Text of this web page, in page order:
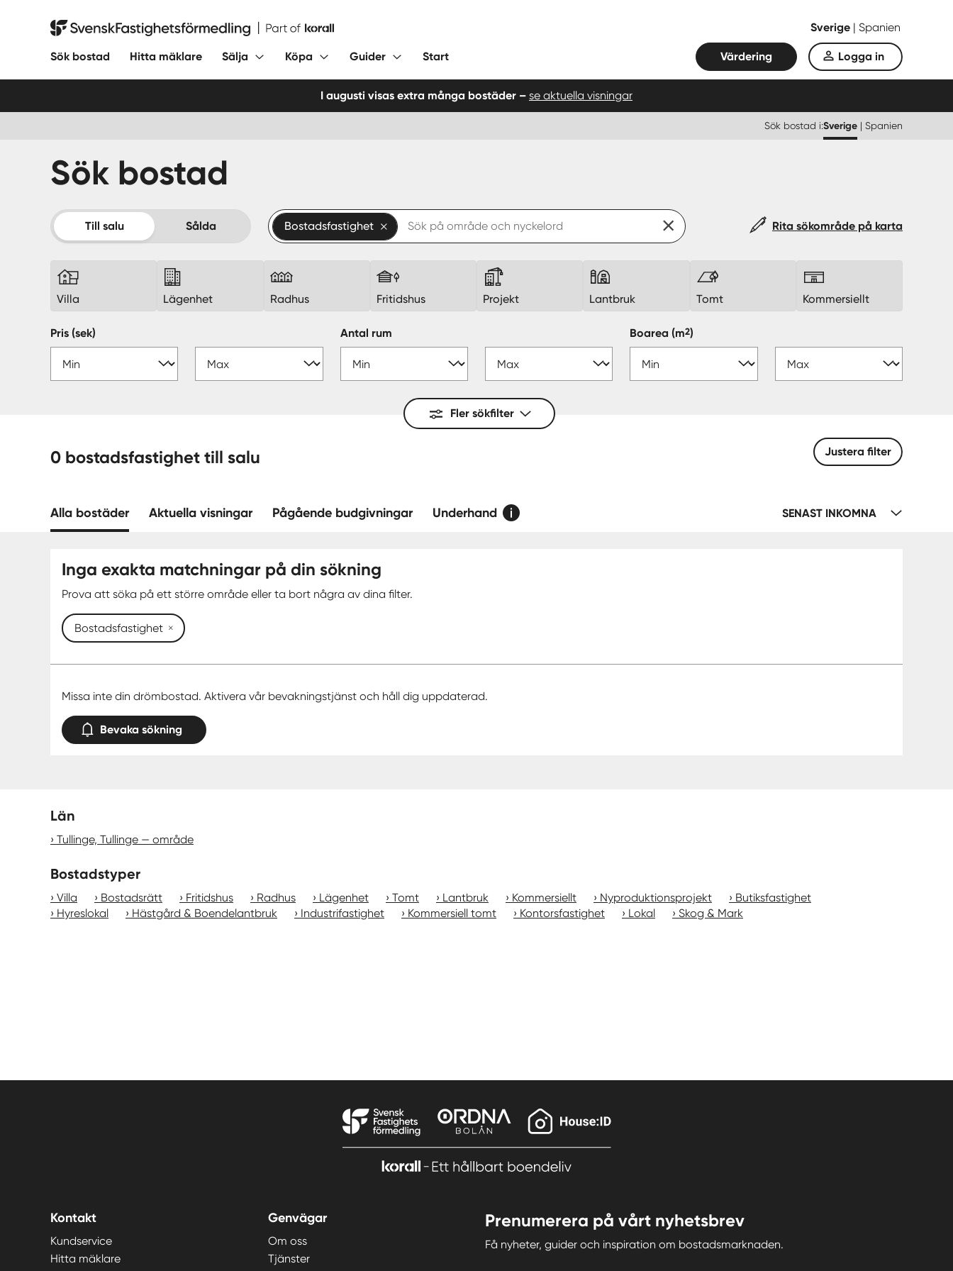
Svensk Fastighetsförmedling Sverige | Spanien
Sök bostad Hitta mäklare Sälja Köpa Guider Start Värdering Logga in
I augusti visas extra många bostäder – se aktuella visningar
Sök bostad i:Sverige | Spanien
Sök bostad
Till salu Sålda Bostadsfastighet Rita sökområde på karta
Villa Lägenhet Radhus Fritidshus Projekt Lantbruk Tomt Kommersiellt
Pris (sek) Antal rum Boarea(m2)
Fler sökfilter
0 bostadsfastighet till salu Justera filter
Alla bostäder Aktuella visningar Pågående budgivningar Underhand SENAST INKOMNA
Inga exakta matchningar på din sökning
Prova att söka på ett större område eller ta bort några av dina filter.
Bostadsfastighet
Missa inte din drömbostad. Aktivera vår bevakningstjänst och håll dig uppdaterad.
Bevaka sökning
Län
Tullinge, Tullinge — område
Bostadstyper
Villa Bostadsrätt Fritidshus Radhus Lägenhet Tomt Lantbruk Kommersiellt Nyproduktionsprojekt
Butiksfastighet
Hyreslokal
Hästgård & Boendelantbruk Industrifastighet Kommersiell tomt Kontorsfastighet Lokal Skog & Mark
Kontakt
Kundservice
Hitta mäklare
Genvägar
Om oss
Tjänster
Prenumerera på vårt nyhetsbrev
Få nyheter, guider och inspiration om bostadsmarknaden.